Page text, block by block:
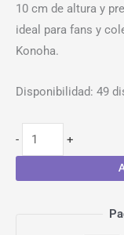
10 cm de altura y
ideal para fans y
Konoha.
Disponibilidad: 49
- +